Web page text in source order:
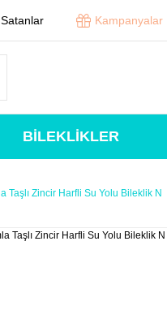
Kampanyalar
BİLEKLİKLER
Taşlı Zincir Harfli Su Yolu Bileklik N